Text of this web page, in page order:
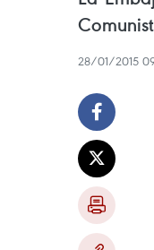
28/01/2015